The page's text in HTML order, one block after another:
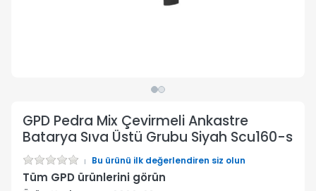
GPD Pedra Mix Çevirmeli Ankastre
Batarya Sıva Üstü Grubu Siyah Scu160-s
Bu ürünü ilk değerlendiren siz olun
Tüm GPD ürünlerini görün